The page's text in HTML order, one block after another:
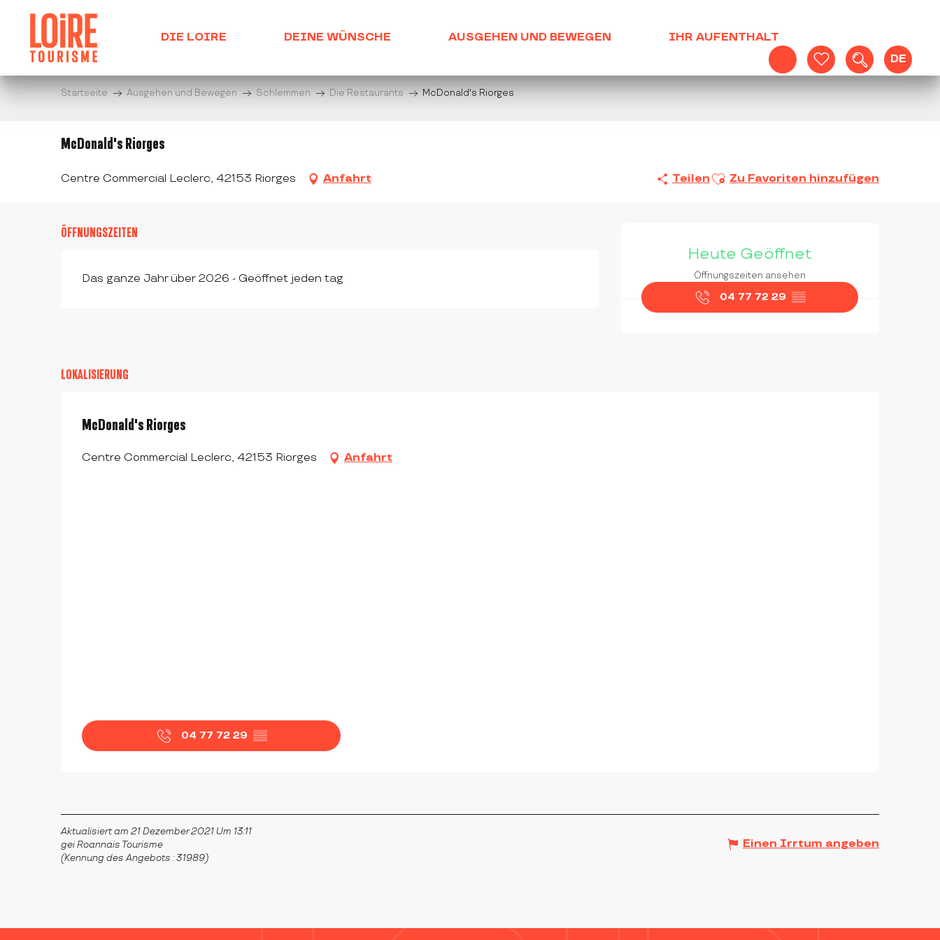
contenu
principal
Voir les favoris
Suche
DE
DIE LOIRE DEINE WÜNSCHE AUSGEHEN UND BEWEGEN IHR AUFENTHALT
Startseite Ausgehen und Bewegen Schlemmen Die Restaurants McDonald's Riorges
McDonald's Riorges
Centre Commercial Leclerc, 42153 Riorges Anfahrt Teilen Ajouter aux favoris
Zu Favoriten hinzufügen
ÖFFNUNGSZEITEN &
Heute Geöffnet
Öffnungszeiten ansehen
04 77 72 29 ▒▒
ÖFFNUNGSZEITEN
Das ganze Jahr über 2026 - Geöffnet jeden tag
LOKALISIERUNG
McDonald's Riorges
Centre Commercial Leclerc, 42153 Riorges Anfahrt
04 77 72 29 ▒▒
Aktualisiert am 21 Dezember 2021 Um 13:11
gei Roannais Tourisme
(Kennung des Angebots :31989)
Einen Irrtum angeben